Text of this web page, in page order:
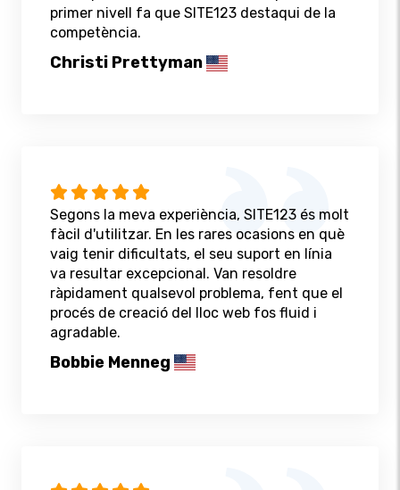
primer nivell fa que SITE123 destaqui de la
competència.
Christi Prettyman
Segons la meva experiència, SITE123 és molt
fàcil d'utilitzar. En les rares ocasions en què
vaig tenir dificultats, el seu suport en línia
va resultar excepcional. Van resoldre
ràpidament qualsevol problema, fent que el
procés de creació del lloc web fos fluid i
agradable.
Bobbie Menneg